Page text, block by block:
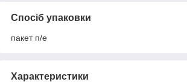
Спосіб упаковки
пакет п/е
Характеристики